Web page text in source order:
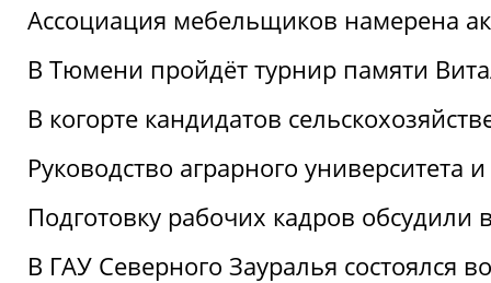
Ассоциация мебельщиков намерена
В Тюмени пройдёт турнир памяти
В когорте кандидатов
Руководство аграрного
Подготовку рабочих кадров
В ГАУ Северного Зауралья состоялся